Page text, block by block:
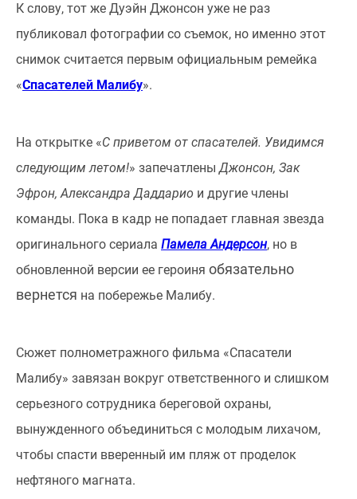
К слову, тот же Дуэйн Джонсон уже не раз
публиковал фотографии со съемок, но именно этот
снимок считается первым официальным ремейка
«Спасателей Малибу».
На открытке «С приветом от спасателей. Увидимся
следующим летом!» запечатленыДжонсон, Зак
Эфрон, Александра Даддарио и другие члены
команды. Пока в кадр не попадает главная звезда
оригинального сериала Памела Андерсон, но в
обновленной версии ее героиня обязательно
вернется на побережье Малибу.
Сюжет полнометражного фильма «Спасатели
Малибу» завязан вокруг ответственного и слишком
серьезного сотрудника береговой охраны,
вынужденного объединиться с молодым лихачом,
чтобы спасти вверенный им пляж от проделок
нефтяного магната.